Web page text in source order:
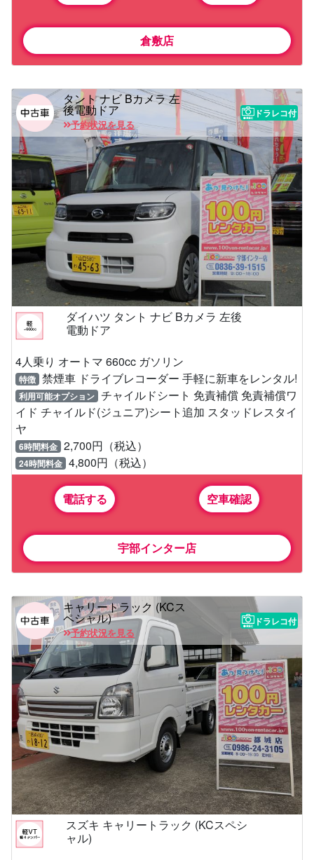
倉敷店
タント ナビ Bカメラ 左
後電動ドア
予約状況を見る
ドラレコ付
ダイハツ タント ナビ Bカメラ 左後
電動ドア
4人乗り オートマ 660cc ガソリン
特徴 禁煙車 ドライブレコーダー 手軽に新車をレンタル!
利用可能オプション チャイルドシート 免責補償 免責補償ワ
イド チャイルド(ジュニア)シート追加 スタッドレスタイ
ヤ
6時間料金 2,700円（税込）
24時間料金 4,800円（税込）
電話する 空車確認
宇部インター店
キャリートラック (KCス
ペシャル)
予約状況を見る
ドラレコ付
スズキ キャリートラック (KCスペシ
ャル)